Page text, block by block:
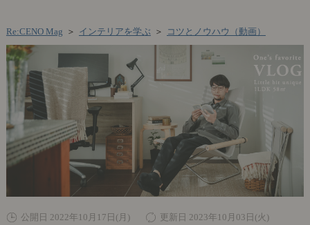
Re:CENO Mag ＞ インテリアを学ぶ ＞ コツとノウハウ（動画）
公開日 2022年10月17日(月) 更新日 2023年10月03日(火)